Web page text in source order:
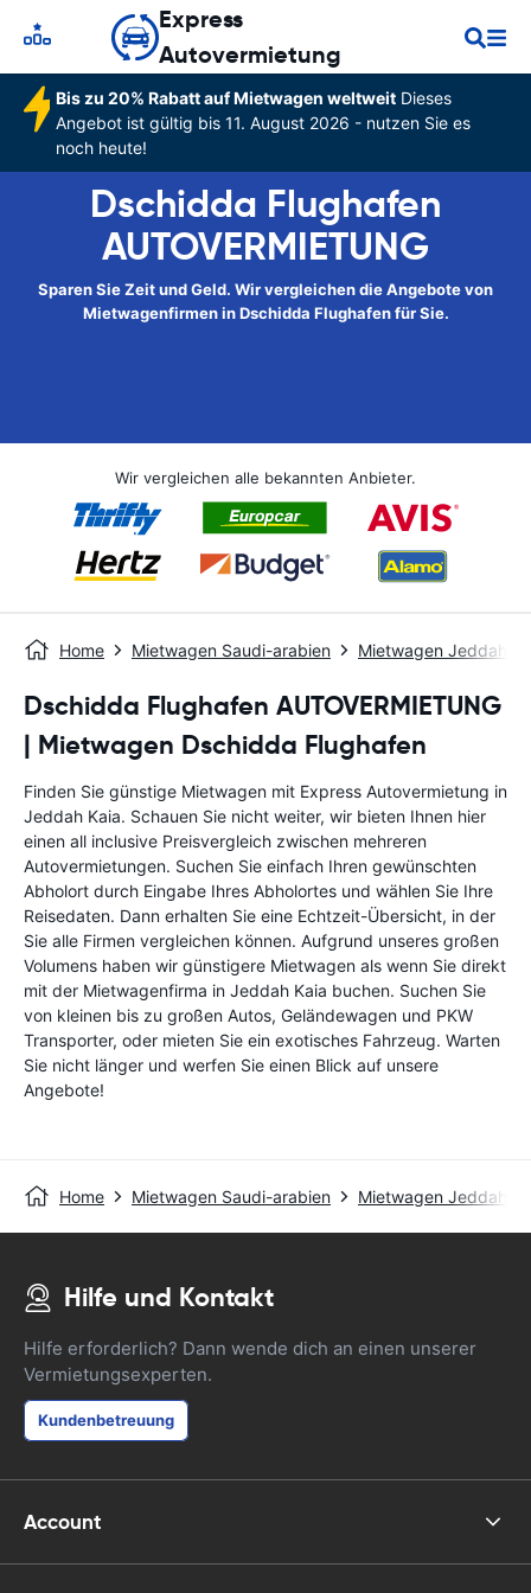
Express
Autovermietung
Bis zu 20% Rabatt auf Mietwagen weltweitDieses
Angebot ist gültig bis 11. August 2026 - nutzen Sie es
noch heute!
Dschidda Flughafen
AUTOVERMIETUNG
Sparen Sie Zeit und Geld. Wir vergleichen die Angebote von
Mietwagenfirmen in Dschidda Flughafen für Sie.
Wir vergleichen alle bekannten Anbieter.
Home Mietwagen Saudi-arabien Mietwagen Jeddah
Dschidda Flughafen AUTOVERMIETUNG
| Mietwagen Dschidda Flughafen
Finden Sie günstige Mietwagen mit Express Autovermietung in
Jeddah Kaia. Schauen Sie nicht weiter, wir bieten Ihnen hier
einen all inclusive Preisvergleich zwischen mehreren
Autovermietungen. Suchen Sie einfach Ihren gewünschten
Abholort durch Eingabe Ihres Abholortes und wählen Sie Ihre
Reisedaten. Dann erhalten Sie eine Echtzeit-Übersicht, in der
Sie alle Firmen vergleichen können. Aufgrund unseres großen
Volumens haben wir günstigere Mietwagen als wenn Sie direkt
mit der Mietwagenfirma in Jeddah Kaia buchen. Suchen Sie
von kleinen bis zu großen Autos, Geländewagen und PKW
Transporter, oder mieten Sie ein exotisches Fahrzeug. Warten
Sie nicht länger und werfen Sie einen Blick auf unsere
Angebote!
Home Mietwagen Saudi-arabien Mietwagen Jeddah
Hilfe und Kontakt
Hilfe erforderlich? Dann wende dich an einen unserer
Vermietungsexperten.
Kundenbetreuung
Account